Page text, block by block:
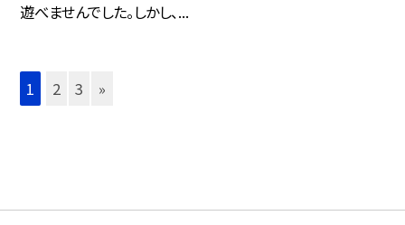
遊べませんでした。しかし、...
1 2 3 »